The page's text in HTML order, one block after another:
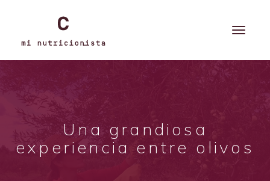
Una grandiosa
experiencia entre olivos